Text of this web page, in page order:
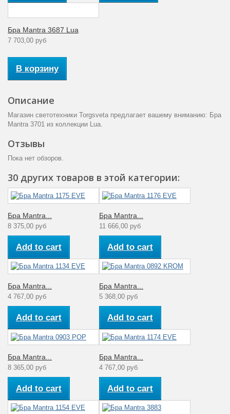
Бра Mantra 3687 Lua
7 703,00 руб
В корзину
Описание
Магазин светотехники Torgsveta предлагает вашему вниманию: Бра
Mantra 3701 из коллекции Lua.
Отзывы
Пока нет обзоров.
30 других товаров в этой категории:
Бра Mantra...
8 375,00 руб
Add to cart
Бра Mantra...
11 666,00 руб
Add to cart
Бра Mantra...
4 767,00 руб
Add to cart
Бра Mantra...
5 368,00 руб
Add to cart
Бра Mantra...
8 365,00 руб
Add to cart
Бра Mantra...
4 767,00 руб
Add to cart